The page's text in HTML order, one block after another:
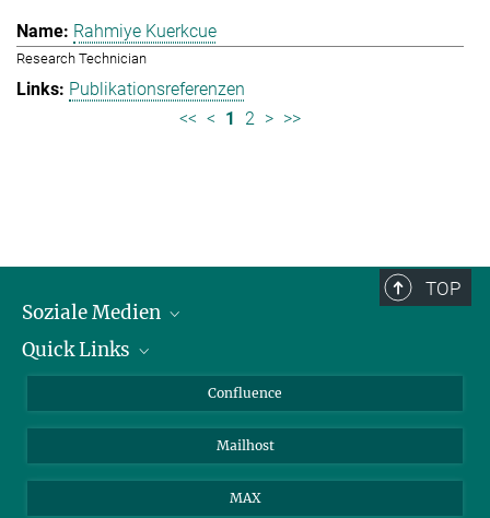
Rahmiye Kuerkcue
Research Technician
Publikationsreferenzen
<< < 1 2 > >>
TOP
Soziale Medien
LinkedIn
Quick Links
Über Tiere in der ForschungConfluence
Mailhost
MAX